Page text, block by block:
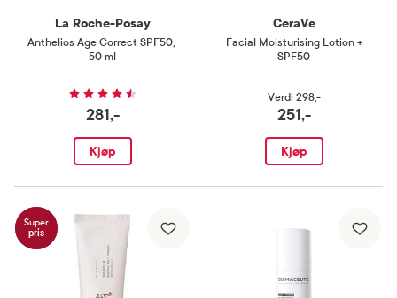
La Roche-Posay
Anthelios Age Correct SPF50,
50 ml
281,-
Kjøp
CeraVe
Facial Moisturising Lotion +
SPF50
Verdi 298,-
251,-
Kjøp
Super
pris